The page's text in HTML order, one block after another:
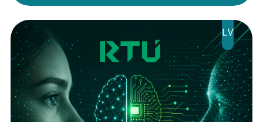
Viņi bija LAMPĀ 2026
Jaunumi
Ziedo
Veikals
LV